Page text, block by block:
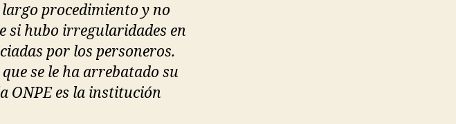
procedimiento y no
si hubo irregularidades en
por los personeros.
se le ha arrebatado su
ONPE es la institución